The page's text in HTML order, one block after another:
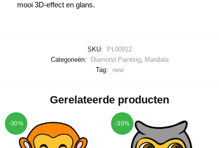
mooi 3D-effect en glans.
SKU:
PL00912
Categorieën:
Diamond Painting, Mandala
Tag:
new
Gerelateerde producten
-30% -30%